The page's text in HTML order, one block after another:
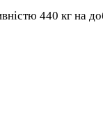
440 кг на